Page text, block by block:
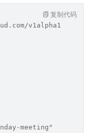
v1alpha1
meeting"
复制代码